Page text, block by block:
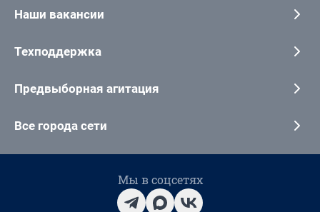
Наши вакансии
Техподдержка
Предвыборная агитация
Все города сети
Мы в соцсетях